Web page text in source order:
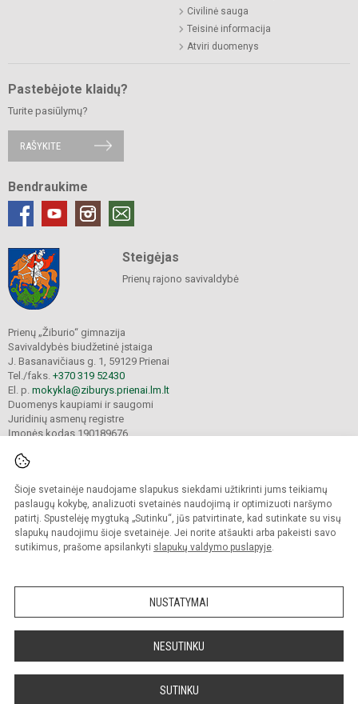
Šioje svetainėje naudojame slapukus siekdami užtikrinti jums teikiamų
paslaugų kokybę, analizuoti svetainės naudojimą ir optimizuoti naršymo
patirtį. Spustelėję mygtuką „Sutinku“, jūs patvirtinate, kad sutinkate su visų
slapukų naudojimu šioje svetainėje. Jei norite atšaukti arba pakeisti savo
sutikimus, prašome apsilankyti slapukų valdymo puslapyje.
NUSTATYMAI
NESUTINKU
SUTINKU
Civilinė sauga
Teisinė informacija
Atviri duomenys
Pastebėjote klaidų?
Turite pasiūlymų?
RAŠYKITE
Bendraukime
Steigėjas
Prienų rajono savivaldybė
Prienų „Žiburio“ gimnazija
Savivaldybės biudžetinė įstaiga
J. Basanavičiaus g. 1, 59129 Prienai
Tel./faks. +370 319 52430
El. p. mokykla@ziburys.prienai.lm.lt
Duomenys kaupiami ir saugomi
Juridinių asmenų registre
Įmonės kodas 190189676
© 2023 Prienų "Žiburio" gimnazija. Visos teisės saugomos.
Kopijuoti turinį be raštiško gimnazijos sutikimo griežtai draudžiama.
Versija neįgaliesiems Slapukų politika
Sumanus būdas atnaujinti